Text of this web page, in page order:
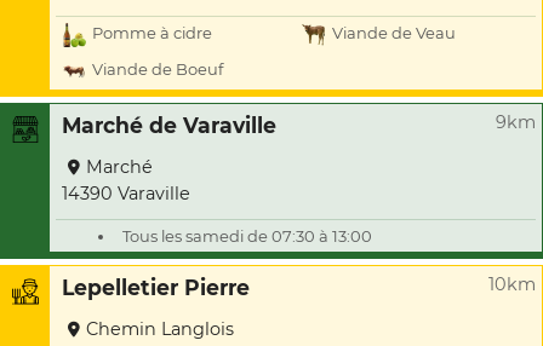
Pomme à cidre
Viande de Veau
Viande de Boeuf
Marché de Varaville 9km
Marché
14390 Varaville
Tous les samedi de 07:30 à 13:00
Lepelletier Pierre 10km
Chemin Langlois